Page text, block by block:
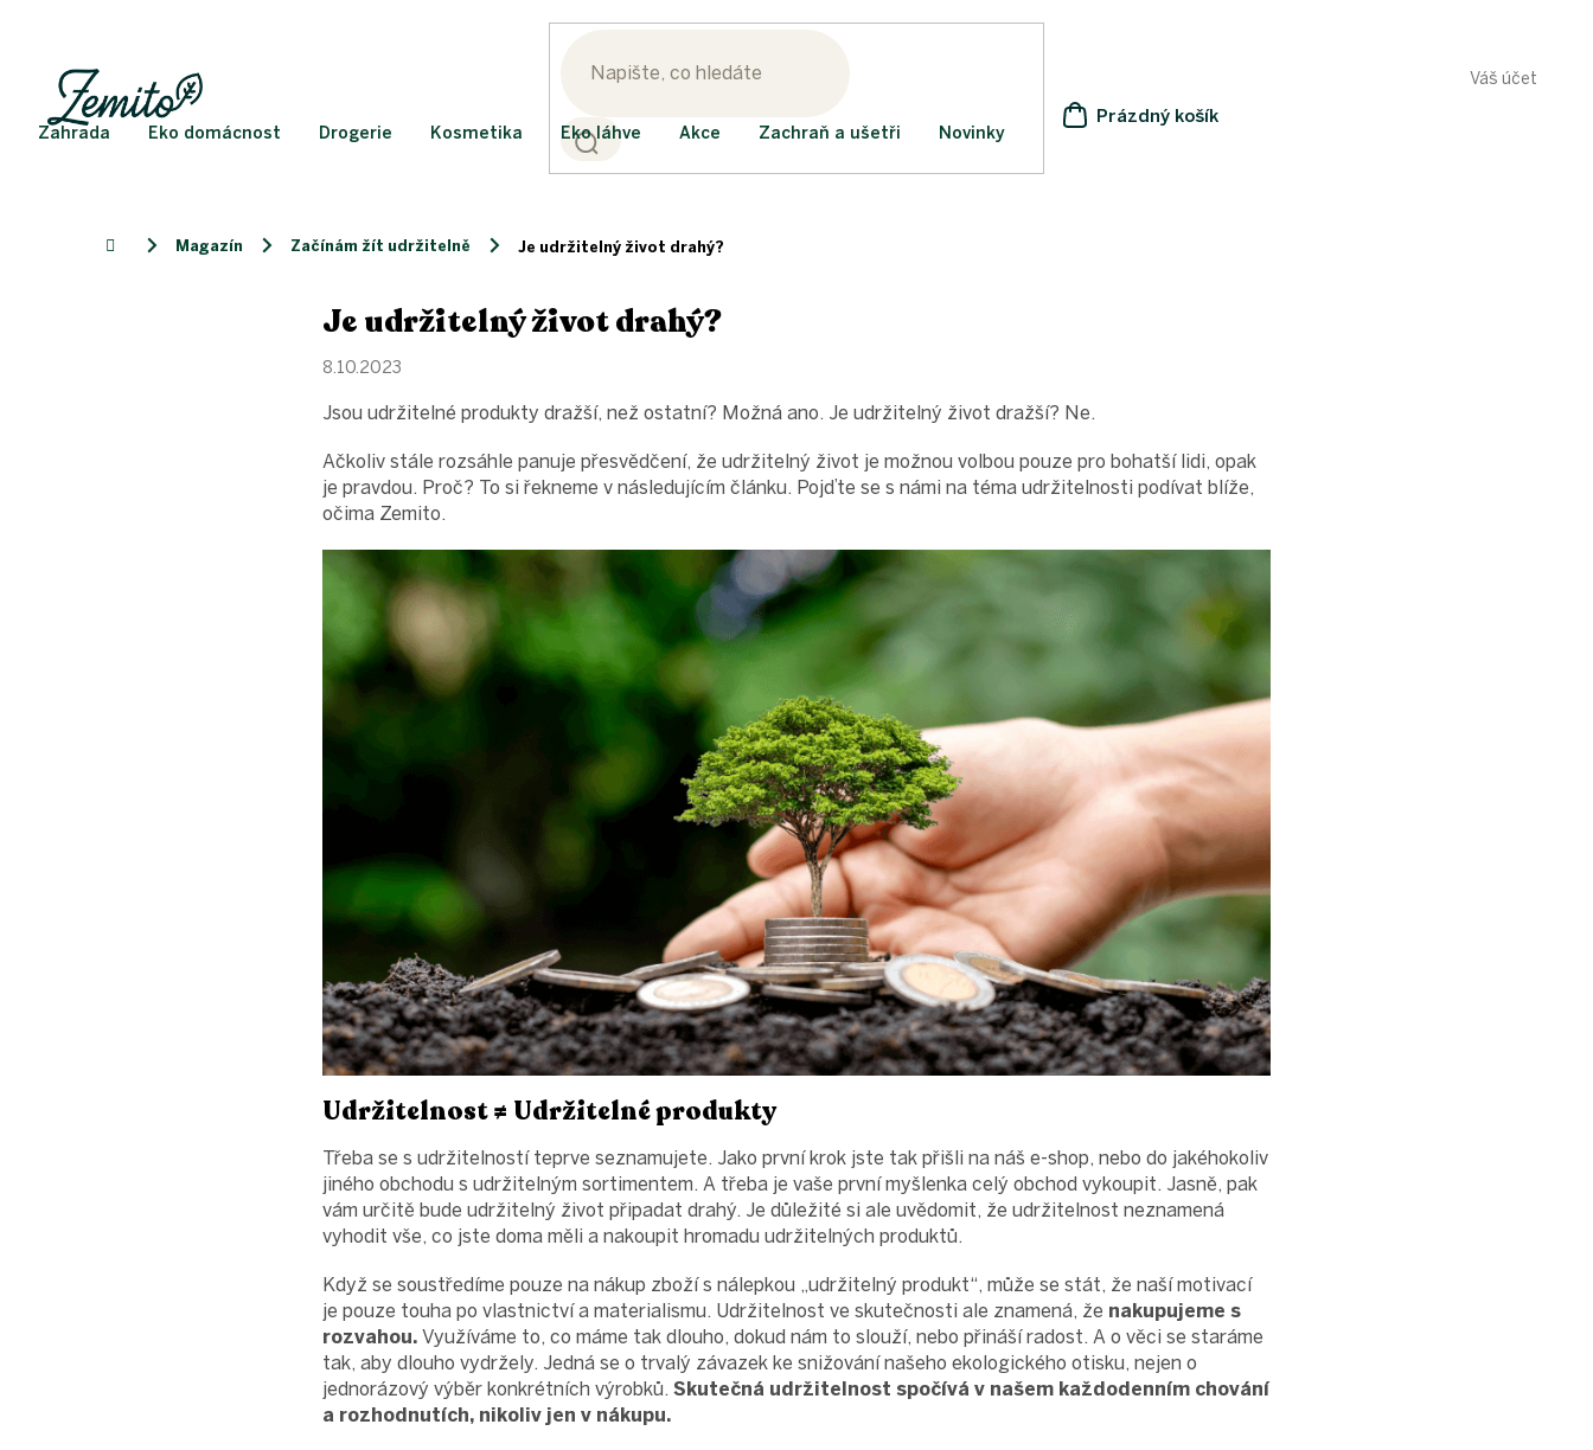
Váš účet
NÁKUPNÍ
Prázdný košík
Zahrada Eko domácnost Drogerie Kosmetika Eko láhve Akce Zachraň a ušetři Novinky
Domů Magazín Začínám žít udržitelně Je udržitelný život drahý?
Je udržitelný život drahý?
8.10.2023
Jsou udržitelné produkty dražší, než ostatní? Možná ano. Je udržitelný život dražší? Ne.
Ačkoliv stále rozsáhle panuje přesvědčení, že udržitelný život je možnou volbou pouze pro bohatší lidi, opak
je pravdou. Proč? To si řekneme v následujícím článku. Pojďte se s námi na téma udržitelnosti podívat blíže,
očima Zemito.
Udržitelnost ≠ Udržitelné produkty
Třeba se s udržitelností teprve seznamujete. Jako první krok jste tak přišli na náš e-shop, nebo do jakéhokoliv
jiného obchodu s udržitelným sortimentem. A třeba je vaše první myšlenka celý obchod vykoupit. Jasně, pak
vám určitě bude udržitelný život připadat drahý. Je důležité si ale uvědomit, že udržitelnost neznamená
vyhodit vše, co jste doma měli a nakoupit hromadu udržitelných produktů.
Když se soustředíme pouze na nákup zboží s nálepkou „udržitelný produkt“, může se stát, že naší motivací
je pouze touha po vlastnictví a materialismu. Udržitelnost ve skutečnosti ale znamená, že nakupujeme s
rozvahou. Využíváme to, co máme tak dlouho, dokud nám to slouží, nebo přináší radost. A o věci se staráme
tak, aby dlouho vydržely. Jedná se o trvalý závazek ke snižování našeho ekologického otisku, nejen o
jednorázový výběr konkrétních výrobků. Skutečná udržitelnost spočívá v našem každodenním chování
a rozhodnutích, nikoliv jen v nákupu.